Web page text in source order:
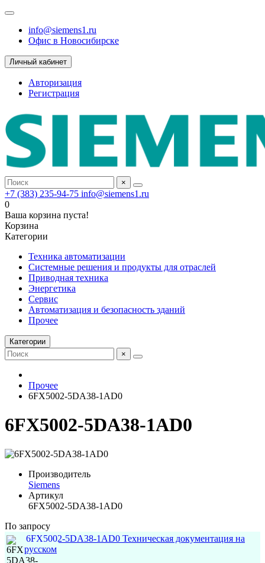
info@siemens1.ru
Офис в Новосибирске
Личный кабинет
Авторизация
Регистрация
×
+7 (383) 235-94-75 info@siemens1.ru
0
Ваша корзина пуста!
Корзина
Категории
Техника автоматизации
Системные решения и продукты для отраслей
Приводная техника
Энергетика
Сервис
Автоматизация и безопасность зданий
Прочее
Категории
×
Прочее
6FX5002-5DA38-1AD0
6FX5002-5DA38-1AD0
Производитель
Siemens
Артикул
6FX5002-5DA38-1AD0
По запросу
6FX5002-5DA38-1AD0 Техническая документация на
русском